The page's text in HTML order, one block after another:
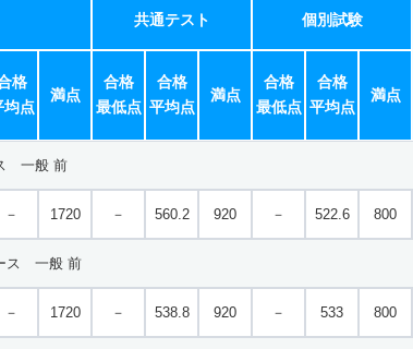
共通テスト 個別試験
格
均点
満点
合格
最低点
合格
平均点
満点
合格
最低点
合格
平均点
満点
一般 前
－ 1720 － 560.2 920 － 522.6 800
ス 一般 前
－ 1720 － 538.8 920 － 533 800